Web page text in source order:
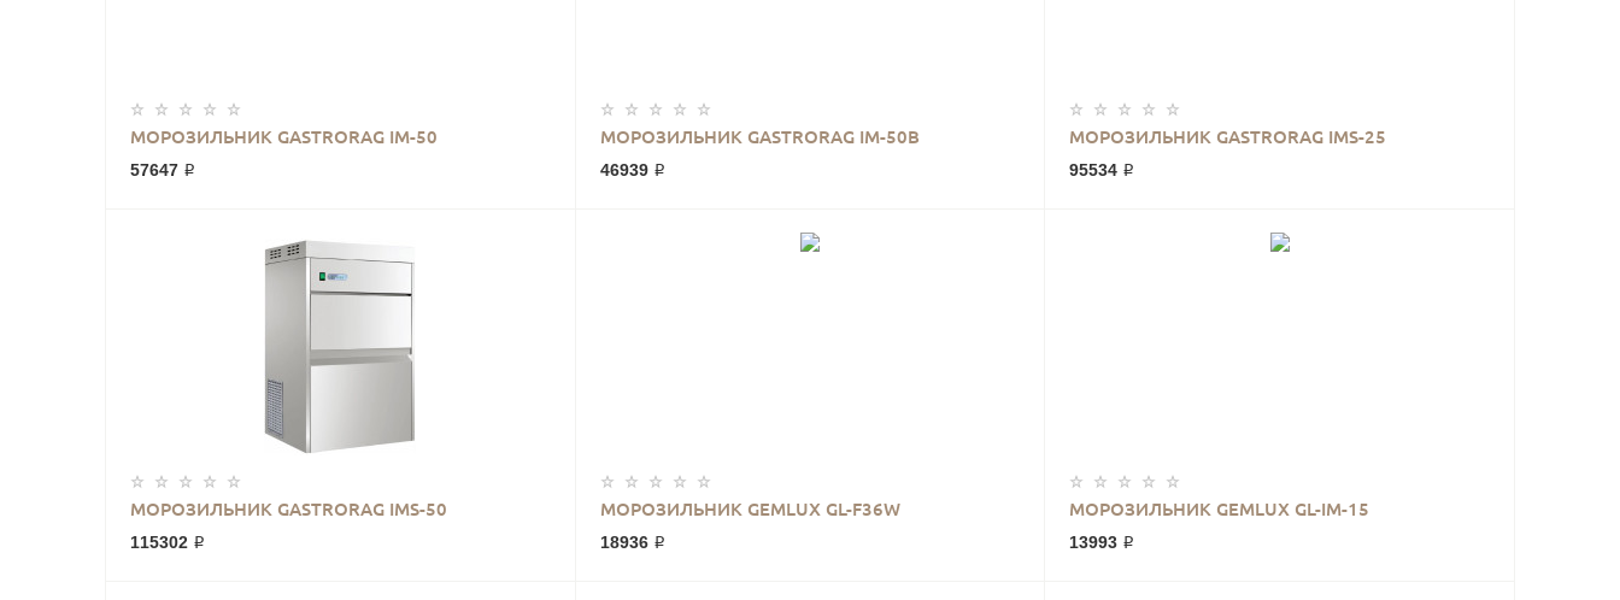
МОРОЗИЛЬНИК GASTRORAG IM-50
57647 ₽
МОРОЗИЛЬНИК GASTRORAG IM-50B
46939 ₽
МОРОЗИЛЬНИК GASTRORAG IMS-25
95534 ₽
МОРОЗИЛЬНИК GASTRORAG IMS-50
115302 ₽
МОРОЗИЛЬНИК GEMLUX GL-F36W
18936 ₽
МОРОЗИЛЬНИК GEMLUX GL-IM-15
13993 ₽